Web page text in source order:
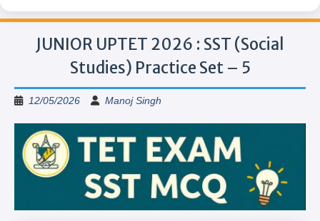
JUNIOR UPTET 2026 : SST (Social
Studies) Practice Set – 5
12/05/2026 Manoj Singh